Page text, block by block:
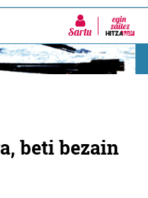
Sartu
beti bezain